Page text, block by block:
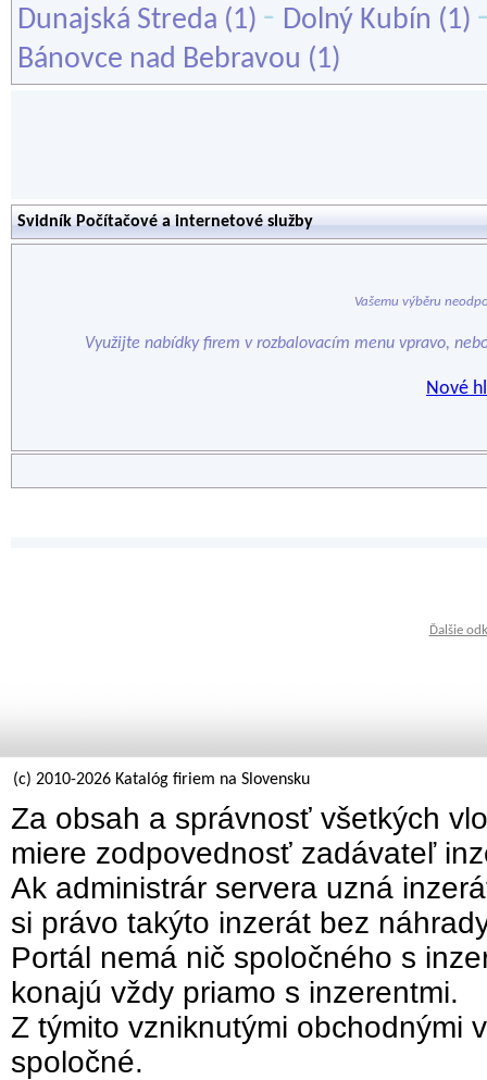
Dunajská Streda (1) - Dolný Kubín (1)
Bánovce nad Bebravou (1)
Svidník Počítačové a internetové služby
Vašemu výběru
Využijte nabídky firem v rozbalovacím menu vpravo,
Nové
Ďalšie
(c) 2010-2026 Katalóg firiem na Slovensku
Za obsah a správnosť všetkých
miere zodpovednosť zadávateľ
Ak administrár servera uzná
si právo takýto inzerát bez
Portál nemá nič spoločného s
konajú vždy priamo s inzerentmi.
Z týmito vzniknutými obchodnými
spoločné.